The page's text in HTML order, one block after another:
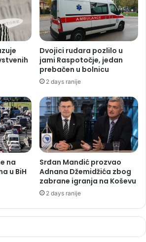
Dvojici rudara pozlilo u
jami Raspotočje, jedan
prebačen u bolnicu
2 days ranije
na
u BiH
Srđan Mandić prozvao
Adnana Džemidžića zbog
zabrane igranja na Koševu
2 days ranije